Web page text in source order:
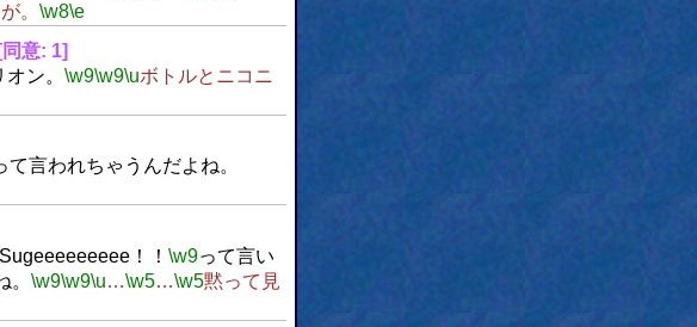
。 \w8\e
[同意: 1]
ン。 \w9\w9\uボトルとニコニ
言われちゃうんだよね。
！！ \w9って言い
\w9\w9\u…\w5…\w5黙って見